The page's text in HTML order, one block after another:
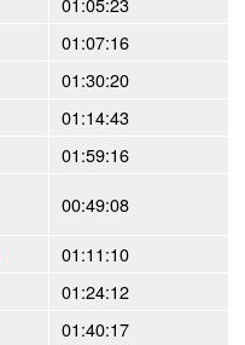
01:07:16
01:30:20
01:14:43
01:59:16
00:49:08
01:11:10
01:24:12
01:40:17